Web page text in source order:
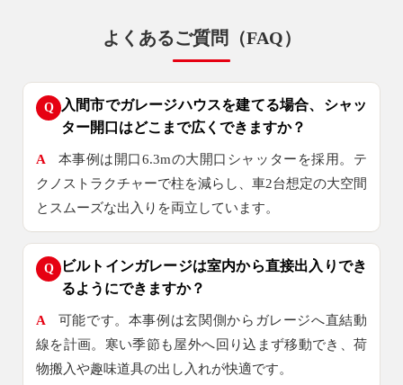
よくあるご質問（FAQ）
Q
入間市でガレージハウスを建てる場合、シャッ
ター開口はどこまで広くできますか？
A
本事例は開口6.3mの大開口シャッターを採用。テ
クノストラクチャーで柱を減らし、車2台想定の大空間
とスムーズな出入りを両立しています。
Q
ビルトインガレージは室内から直接出入りでき
るようにできますか？
A
可能です。本事例は玄関側からガレージへ直結動
線を計画。寒い季節も屋外へ回り込まず移動でき、荷
物搬入や趣味道具の出し入れが快適です。